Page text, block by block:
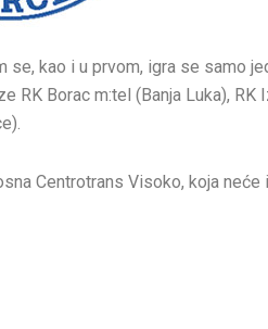
kao i u prvom, igra se samo
Borac m:tel (Banja Luka), RK
Centrotrans Visoko, koja neće